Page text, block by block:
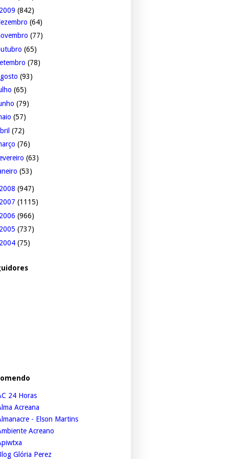
2009 (842)
(64)
(77)
(65)
(78)
(93)
(65)
(79)
(57)
(72)
(76)
(63)
(53)
2008 (947)
2007 (1115)
2006 (966)
2005 (737)
2004 (75)
24 Horas
Acreana
- Elson Martins
Acreano
Glória Perez